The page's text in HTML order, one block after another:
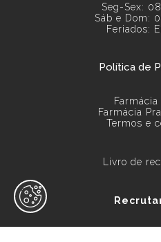
Seg-Sex:
Sáb e Dom:
Feriados:
Política de
Farmácia
Termos e
Livro de